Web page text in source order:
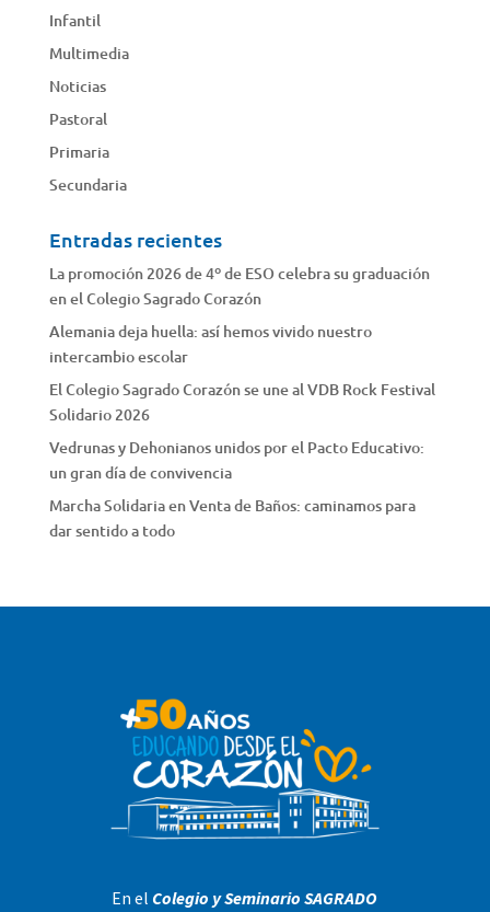
Infantil
Multimedia
Noticias
Pastoral
Primaria
Secundaria
Entradas recientes
La promoción 2026 de 4º de ESO celebra su graduación
en el Colegio Sagrado Corazón
Alemania deja huella: así hemos vivido nuestro
intercambio escolar
El Colegio Sagrado Corazón se une al VDB Rock Festival
Solidario 2026
Vedrunas y Dehonianos unidos por el Pacto Educativo:
un gran día de convivencia
Marcha Solidaria en Venta de Baños: caminamos para
dar sentido a todo
En el Colegio y Seminario SAGRADO